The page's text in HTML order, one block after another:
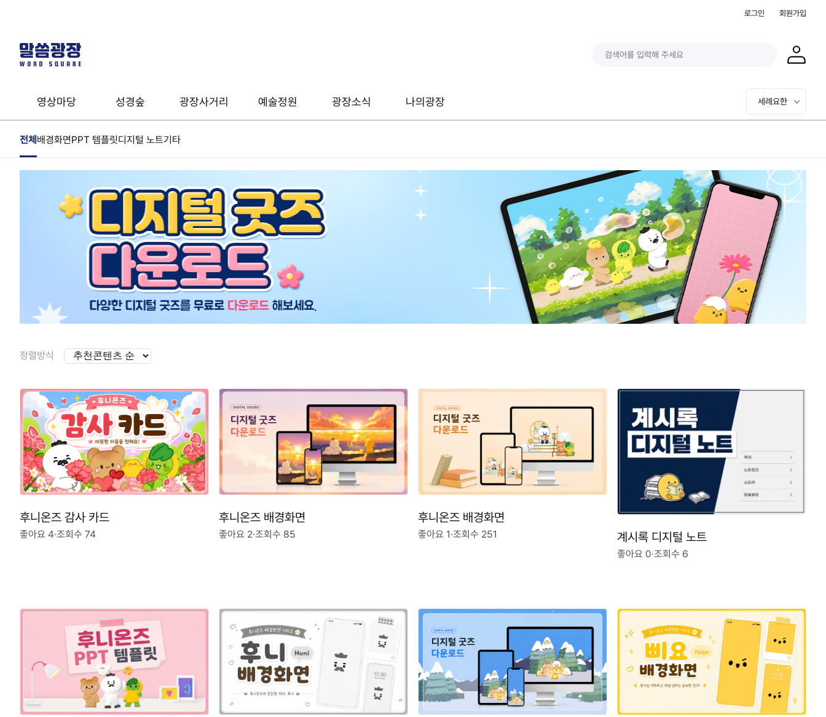
로그인 회원가입
영상마당 성경숲 광장사거리 예술정원 광장소식 나의광장 세례요한
말씀영상
열린예배
온라인세미나
성경사전
온라인성경
성경클래스
유형테스트
음악
계시록 완전정복
기도타임
캘리
웹툰
후니온즈
디지털 굿즈
전체 배경화면PPT 템플릿디지털 노트기타
정렬방식
후니온즈 감사 카드
좋아요 4·조회수 74
후니온즈 배경화면
좋아요 2·조회수 85
후니온즈 배경화면
좋아요 1·조회수 251 계시록 디지털 노트
좋아요 0·조회수 6